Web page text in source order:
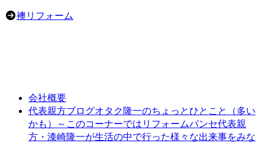
襖リフォーム
会社概要
代表親方ブログオタク隆一のちょっとひとこと（多い
かも）～このコーナーではリフォームパンセ代表親
方・漆崎隆一が生活の中で行った様々な出来事をみな